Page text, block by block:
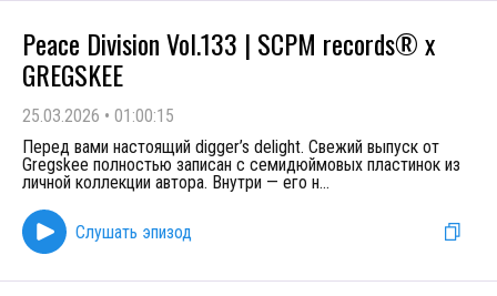
Peace Division Vol.133 | SCPM records® х
GREGSKEE
25.03.2026 • 01:00:15
Перед вами настоящий digger’s delight. Свежий выпуск от
Gregskee полностью записан с семидюймовых пластинок из
личной коллекции автора. Внутри — его н...
Слушать эпизод